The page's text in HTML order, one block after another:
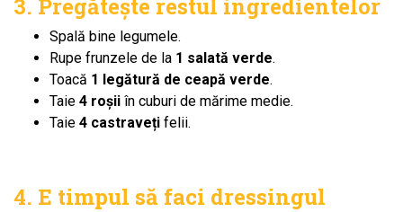
3. Pregătește restul ingredientelor
Spală bine legumele.
Rupe frunzele de la 1 salată verde.
Toacă 1 legătură de ceapă verde.
Taie 4 roșii în cuburi de mărime medie.
Taie 4 castraveți felii.
4. E timpul să faci dressingul